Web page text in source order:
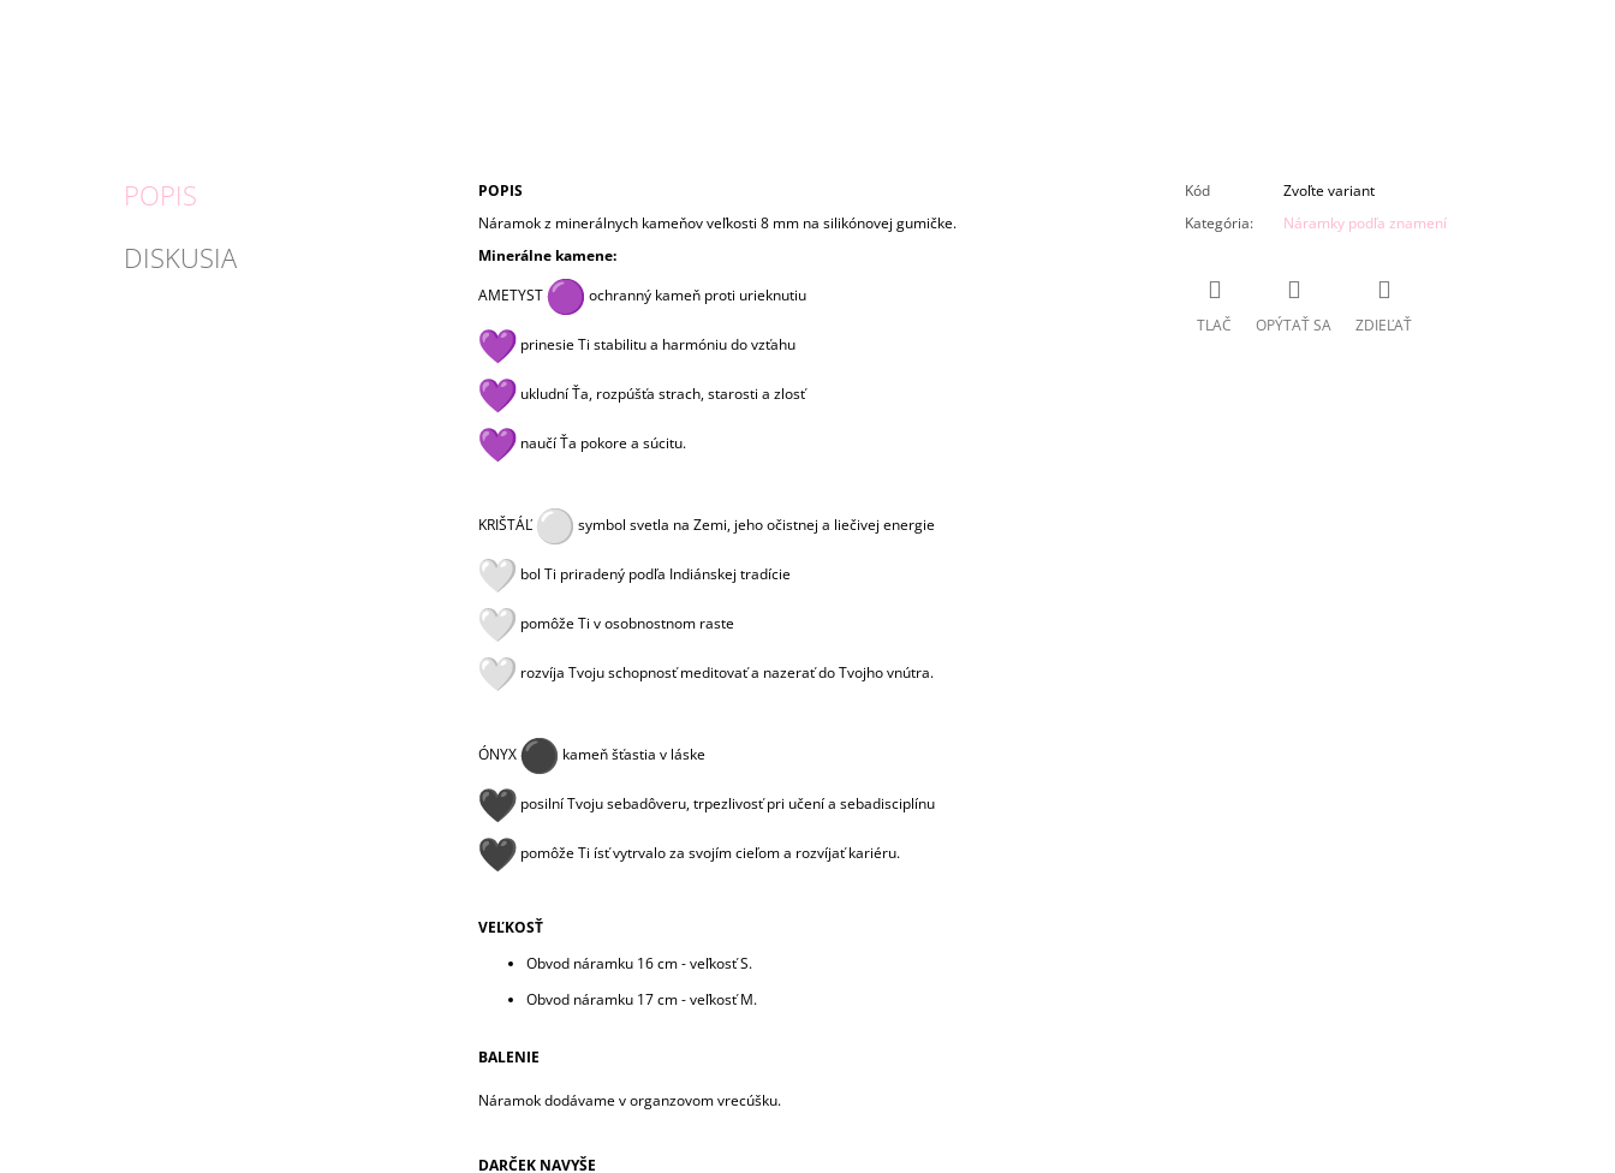
POPIS
DISKUSIA
POPIS
Náramok z minerálnych kameňov veľkosti 8 mm na silikónovej gumičke.
Minerálne kamene:
AMETYST
ochranný kameň proti urieknutiu
prinesie Ti stabilitu a harmóniu do vzťahu
ukludní Ťa, rozpúšťa strach, starosti a zlosť
naučí Ťa pokore a súcitu.
KRIŠTÁĽ symbol svetla na Zemi, jeho očistnej a liečivej energie
bol Ti priradený podľa Indiánskej tradície
pomôže Ti v osobnostnom raste
rozvíja Tvoju schopnosť meditovať a nazerať do Tvojho vnútra.
ÓNYX ️ kameň šťastia v láske
posilní Tvoju sebadôveru, trpezlivosť pri učení a sebadisciplínu
pomôže Ti ísť vytrvalo za svojím cieľom a rozvíjať kariéru.
VEĽKOSŤ
Obvod náramku 16 cm - veľkosť S.
Obvod náramku 17 cm - veľkosť M.
BALENIE
Náramok dodávame v organzovom vrecúšku.
DARČEK NAVYŠE
Kód
Zvoľte variant
Kategória: Náramky podľa znamení
TLAČ OPÝTAŤ SA ZDIEĽAŤ